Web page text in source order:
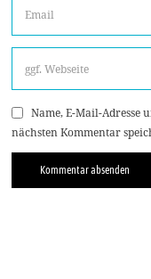
Name, E-Mail-Adresse
nächsten Kommentar